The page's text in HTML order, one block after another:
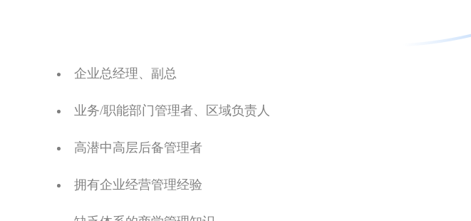
企业总经理、副总
业务/职能部门管理者、区域负责人
高潜中高层后备管理者
拥有企业经营管理经验